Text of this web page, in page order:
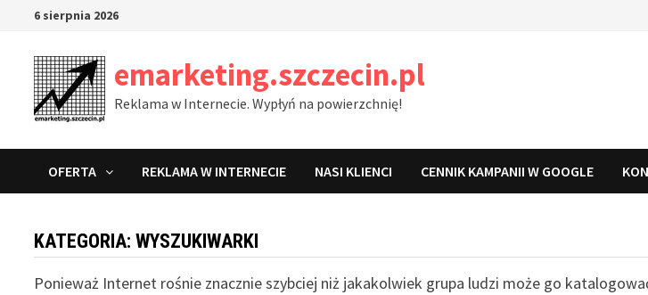
content
6 sierpnia 2026
emarketing.szczecin.pl
Reklama w Internecie. Wypłyń na powierzchnię!
OFERTA REKLAMA W INTERNECIE NASI KLIENCI CENNIK KAMPANII W GOOGLE
KATEGORIA:WYSZUKIWARKI
Ponieważ Internet rośnie znacznie szybciej niż jakakolwiek grupa ludzi może go